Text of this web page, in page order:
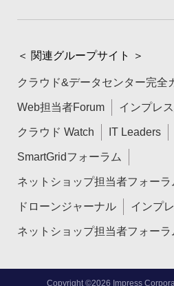
＜ 関連グループサイト ＞
クラウド&データセンター完全
Web担当者Forum インプレ
クラウド Watch IT Leaders
SmartGridフォーラム
ネットショップ担当者フォーラ
ドローンジャーナル インプ
ネットショップ担当者フォー
Copyright ©2026 Impress